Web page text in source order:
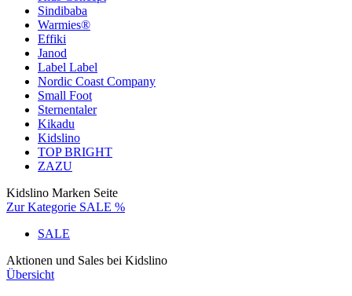
Sindibaba
Warmies®
Effiki
Janod
Label Label
Nordic Coast Company
Small Foot
Sternentaler
Kikadu
Kidslino
TOP BRIGHT
ZAZU
Kidslino Marken Seite
Zur Kategorie SALE %
SALE
Aktionen und Sales bei Kidslino
Übersicht